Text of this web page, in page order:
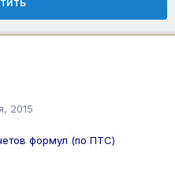
2015
формул (по ПТС)